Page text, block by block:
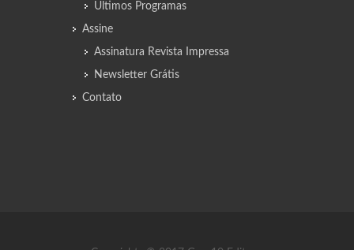
Últimos Programas
Assine
Assinatura Revista Impressa
Newsletter Grátis
Contato